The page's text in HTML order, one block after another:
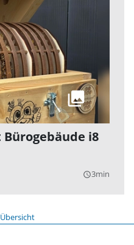
i8
query_builder3min